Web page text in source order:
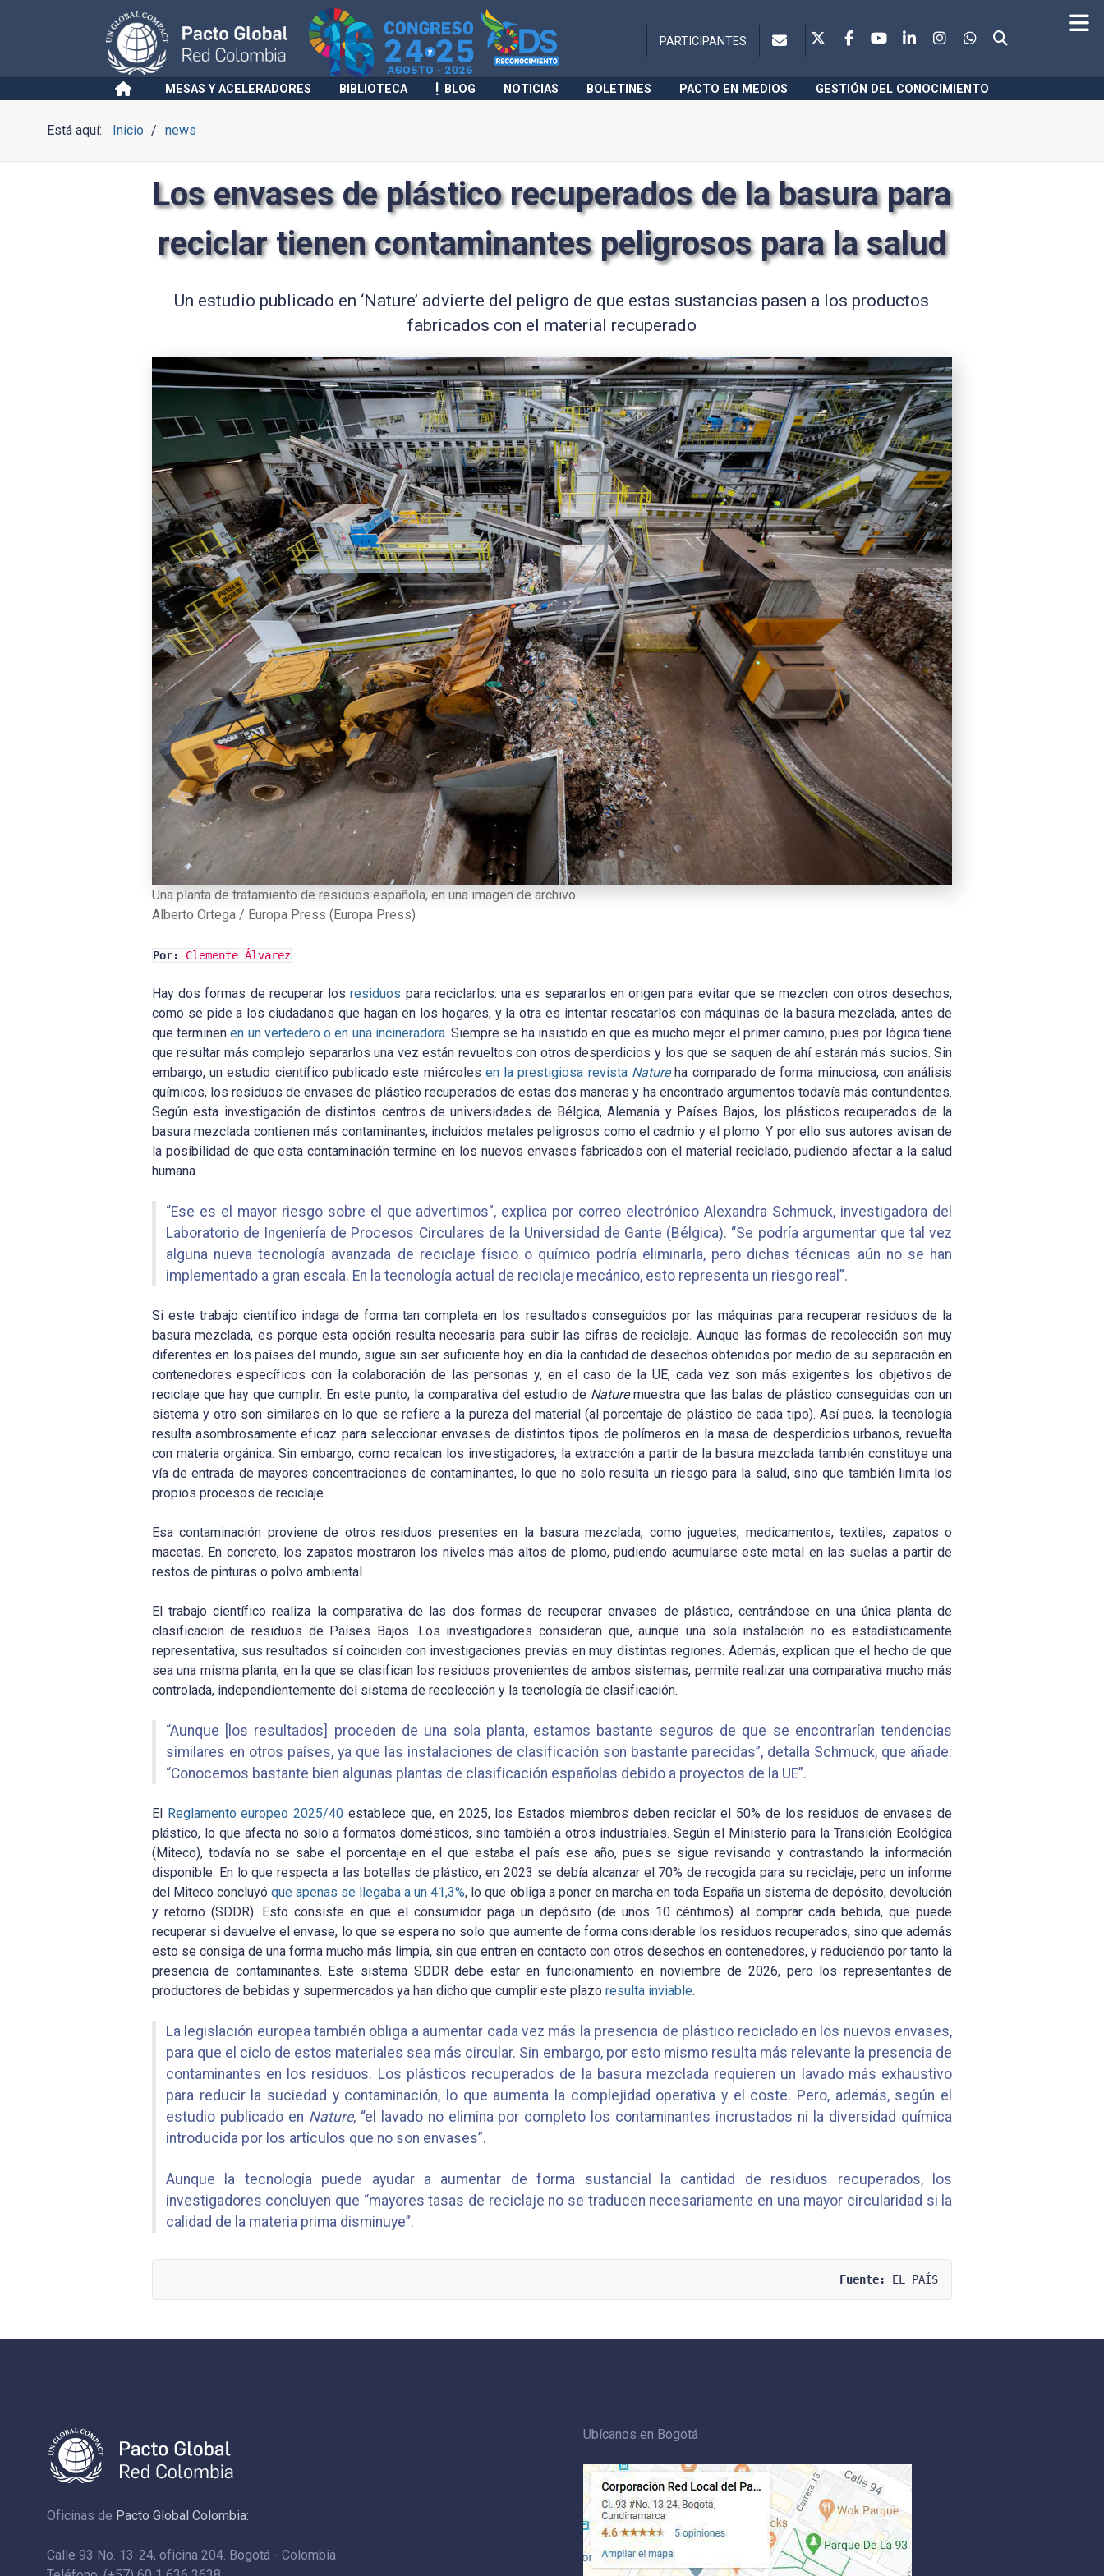
PARTICIPANTES
MESAS Y ACELERADORES BIBLIOTECA BLOG NOTICIAS BOLETINES PACTO EN MEDIOS GESTIÓN DEL CONOCIMIENTO
Está aquí: Inicio news
Los envases de plástico recuperados de la basura para
reciclar tienen contaminantes peligrosos para la salud
Un estudio publicado en ‘Nature’ advierte del peligro de que estas sustancias pasen a los productos
fabricados con el material recuperado
Una planta de tratamiento de residuos española, en una imagen de archivo.
Alberto Ortega / Europa Press (Europa Press)
Por: Clemente Álvarez
Hay dos formas de recuperar losresiduos para reciclarlos: una es separarlos en origen para evitar que se mezclen con otros desechos,
como se pide a los ciudadanos que hagan en los hogares, y la otra es intentar rescatarlos con máquinas de la basura mezclada, antes de
que terminenen un vertedero o en una incineradora. Siempre se ha insistido en que es mucho mejor el primer camino, pues por lógica tiene
que resultar más complejo separarlos una vez están revueltos con otros desperdicios y los que se saquen de ahí estarán más sucios. Sin
embargo, un estudio científico publicado este miércoles en la prestigiosa revista Natureha comparado de forma minuciosa, con análisis
químicos, los residuos de envases de plástico recuperados de estas dos maneras y ha encontrado argumentos todavía más contundentes.
Según esta investigación de distintos centros de universidades de Bélgica, Alemania y Países Bajos, los plásticos recuperados de la
basura mezclada contienen más contaminantes, incluidos metales peligrosos como el cadmio y el plomo. Y por ello sus autores avisan de
la posibilidad de que esta contaminación termine en los nuevos envases fabricados con el material reciclado, pudiendo afectar a la salud
humana.
“Ese es el mayor riesgo sobre el que advertimos”, explica por correo electrónico Alexandra Schmuck, investigadora del
Laboratorio de Ingeniería de Procesos Circulares de la Universidad de Gante (Bélgica). “Se podría argumentar que tal vez
alguna nueva tecnología avanzada de reciclaje físico o químico podría eliminarla, pero dichas técnicas aún no se han
implementado a gran escala. En la tecnología actual de reciclaje mecánico, esto representa un riesgo real”.
Si este trabajo científico indaga de forma tan completa en los resultados conseguidos por las máquinas para recuperar residuos de la
basura mezclada, es porque esta opción resulta necesaria para subir las cifras de reciclaje. Aunque las formas de recolección son muy
diferentes en los países del mundo, sigue sin ser suficiente hoy en día la cantidad de desechos obtenidos por medio de su separación en
contenedores específicos con la colaboración de las personas y, en el caso de la UE, cada vez son más exigentes los objetivos de
reciclaje que hay que cumplir. En este punto, la comparativa del estudio de Naturemuestra que las balas de plástico conseguidas con un
sistema y otro son similares en lo que se refiere a la pureza del material (al porcentaje de plástico de cada tipo). Así pues, la tecnología
resulta asombrosamente eficaz para seleccionar envases de distintos tipos de polímeros en la masa de desperdicios urbanos, revuelta
con materia orgánica. Sin embargo, como recalcan los investigadores, la extracción a partir de la basura mezclada también constituye una
vía de entrada de mayores concentraciones de contaminantes, lo que no solo resulta un riesgo para la salud, sino que también limita los
propios procesos de reciclaje.
Esa contaminación proviene de otros residuos presentes en la basura mezclada, como juguetes, medicamentos, textiles, zapatos o
macetas. En concreto, los zapatos mostraron los niveles más altos de plomo, pudiendo acumularse este metal en las suelas a partir de
restos de pinturas o polvo ambiental.
El trabajo científico realiza la comparativa de las dos formas de recuperar envases de plástico, centrándose en una única planta de
clasificación de residuos de Países Bajos. Los investigadores consideran que, aunque una sola instalación no es estadísticamente
representativa, sus resultados sí coinciden con investigaciones previas en muy distintas regiones. Además, explican que el hecho de que
sea una misma planta, en la que se clasifican los residuos provenientes de ambos sistemas, permite realizar una comparativa mucho más
controlada, independientemente del sistema de recolección y la tecnología de clasificación.
“Aunque [los resultados] proceden de una sola planta, estamos bastante seguros de que se encontrarían tendencias
similares en otros países, ya que las instalaciones de clasificación son bastante parecidas”, detalla Schmuck, que añade:
“Conocemos bastante bien algunas plantas de clasificación españolas debido a proyectos de la UE”.
El Reglamento europeo 2025/40 establece que, en 2025, los Estados miembros deben reciclar el 50% de los residuos de envases de
plástico, lo que afecta no solo a formatos domésticos, sino también a otros industriales. Según el Ministerio para la Transición Ecológica
(Miteco), todavía no se sabe el porcentaje en el que estaba el país ese año, pues se sigue revisando y contrastando la información
disponible. En lo que respecta a las botellas de plástico, en 2023 se debía alcanzar el 70% de recogida para su reciclaje, pero un informe
del Miteco concluyó que apenas se llegaba a un 41,3%, lo que obliga a poner en marcha en toda España un sistema de depósito, devolución
y retorno (SDDR). Esto consiste en que el consumidor paga un depósito (de unos 10 céntimos) al comprar cada bebida, que puede
recuperar si devuelve el envase, lo que se espera no solo que aumente de forma considerable los residuos recuperados, sino que además
esto se consiga de una forma mucho más limpia, sin que entren en contacto con otros desechos en contenedores, y reduciendo por tanto la
presencia de contaminantes. Este sistema SDDR debe estar en funcionamiento en noviembre de 2026, pero los representantes de
productores de bebidas y supermercados ya han dicho que cumplir este plazo resulta inviable.
La legislación europea también obliga a aumentar cada vez más la presencia de plástico reciclado en los nuevos envases,
para que el ciclo de estos materiales sea más circular. Sin embargo, por esto mismo resulta más relevante la presencia de
contaminantes en los residuos. Los plásticos recuperados de la basura mezclada requieren un lavado más exhaustivo
para reducir la suciedad y contaminación, lo que aumenta la complejidad operativa y el coste. Pero, además, según el
estudio publicado en Nature, “el lavado no elimina por completo los contaminantes incrustados ni la diversidad química
introducida por los artículos que no son envases”.
Aunque la tecnología puede ayudar a aumentar de forma sustancial la cantidad de residuos recuperados, los
investigadores concluyen que “mayores tasas de reciclaje no se traducen necesariamente en una mayor circularidad si la
calidad de la materia prima disminuye”.
Fuente: EL PAÍS
Oficinas de Pacto Global Colombia:
Calle 93 No. 13-24, oficina 204. Bogotá - Colombia
Ubícanos en Bogotá